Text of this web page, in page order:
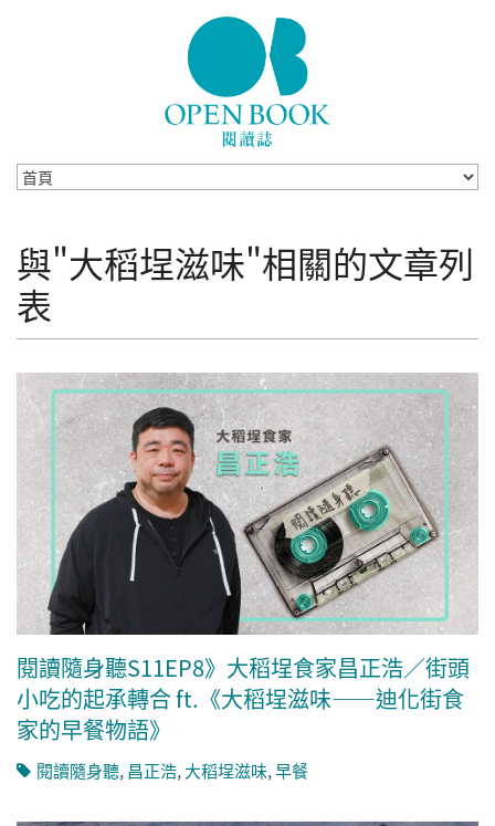
與"大稻埕滋味"相關的文章列
表
閱讀隨身聽S11EP8》大稻埕食家昌正浩／街頭
小吃的起承轉合 ft.《大稻埕滋味——迪化街食
家的早餐物語》
閱讀隨身聽,昌正浩,大稻埕滋味,早餐